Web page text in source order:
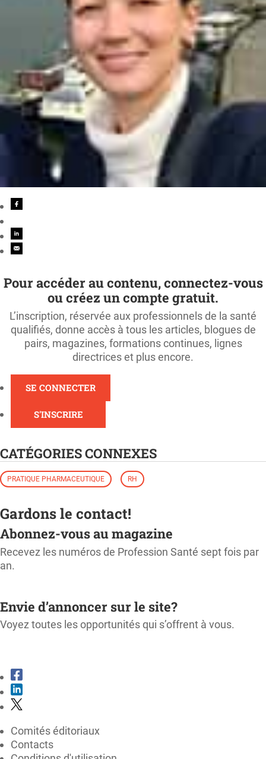
Pour accéder au contenu, connectez-vous
ou créez un compte gratuit.
L’inscription, réservée aux professionnels de la santé
qualifiés, donne accès à tous les articles, blogues de
pairs, magazines, formations continues, lignes
directrices et plus encore.
SE CONNECTER
S'INSCRIRE
CATÉGORIES CONNEXES
PRATIQUE PHARMACEUTIQUE RH
Gardons le contact!
Abonnez-vous au magazine
Recevez les numéros de Profession Santé sept fois par
an.
Envie d’annoncer sur le site?
Voyez toutes les opportunités qui s’offrent à vous.
Comités éditoriaux
Contacts